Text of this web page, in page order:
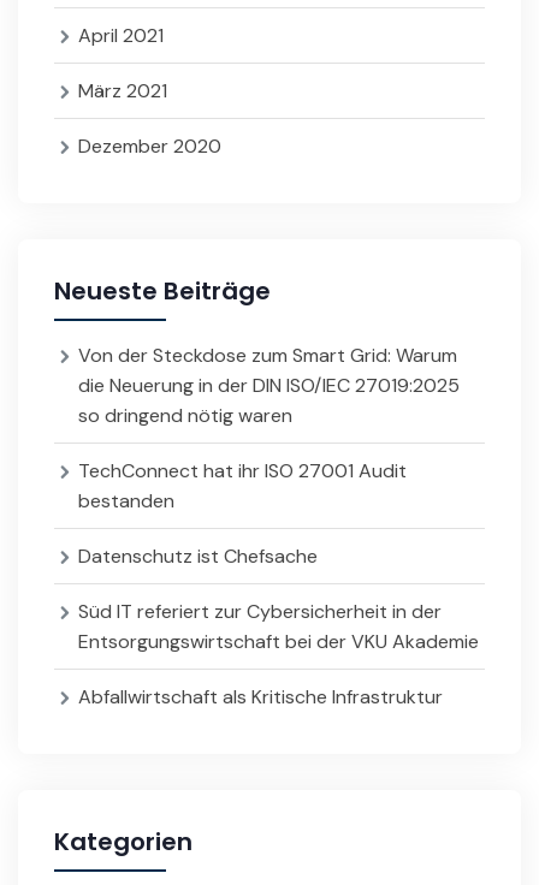
April 2021
März 2021
Dezember 2020
Neueste Beiträge
Von der Steckdose zum Smart Grid: Warum
die Neuerung in der DIN ISO/IEC 27019:2025
so dringend nötig waren
TechConnect hat ihr ISO 27001 Audit
bestanden
Datenschutz ist Chefsache
Süd IT referiert zur Cybersicherheit in der
Entsorgungswirtschaft bei der VKU Akademie
Abfallwirtschaft als Kritische Infrastruktur
Kategorien